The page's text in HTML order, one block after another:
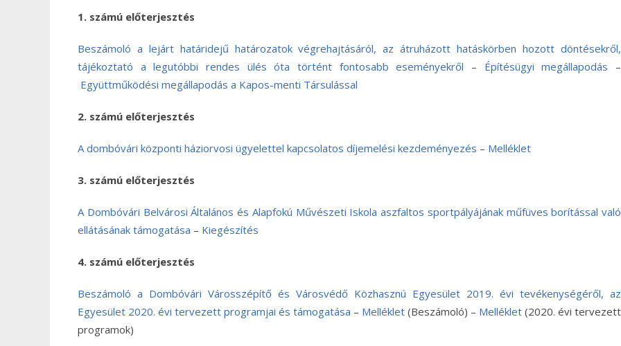
1. számú előterjesztés
Beszámoló a lejárt határidejű határozatok végrehajtásáról, az átruházott hatáskörben hozott döntésekről,
tájékoztató a legutóbbi rendes ülés óta történt fontosabb eseményekről – Építésügyi megállapodás –
Együttműködési megállapodás a Kapos-menti Társulással
2. számú előterjesztés
A dombóvári központi háziorvosi ügyelettel kapcsolatos díjemelési kezdeményezés – Melléklet
3. számú előterjesztés
A Dombóvári Belvárosi Általános és Alapfokú Művészeti Iskola aszfaltos sportpályájának műfüves borítással való
ellátásának támogatása – Kiegészítés
4. számú előterjesztés
Beszámoló a Dombóvári Városszépítő és Városvédő Közhasznú Egyesület 2019. évi tevékenységéről, az
Egyesület 2020. évi tervezett programjai és támogatása – Melléklet (Beszámoló) – Melléklet (2020. évi tervezett
programok)